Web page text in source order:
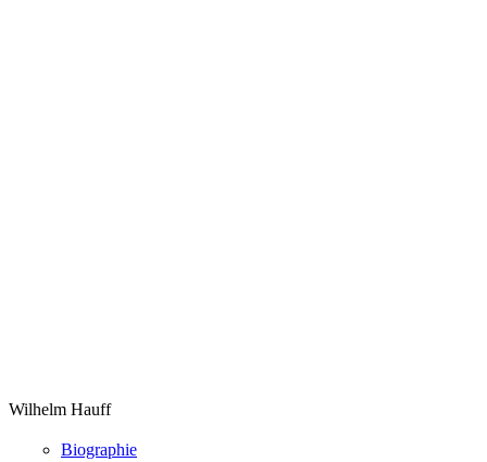
Wilhelm Hauff
Biographie